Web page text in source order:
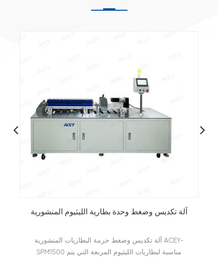
آلة تكديس وضغط حزمة البطاريات المنشورية
تم تصميم آلة تكديس وضغط حزمة البطاريات المنشورية
ACEY-SP1200 من أجل تكديس وقذف وتجميع خلايا